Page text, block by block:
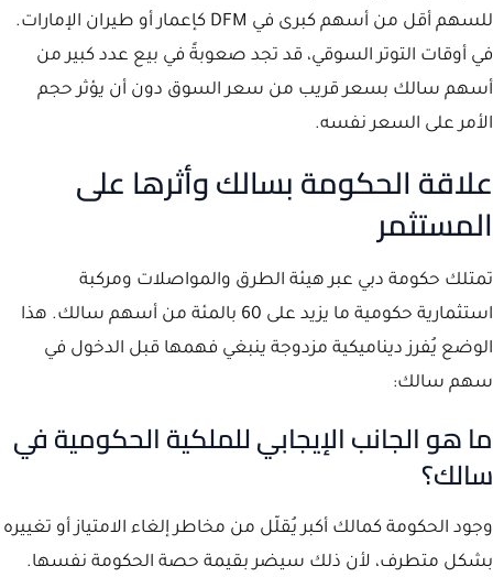
للسهم أقل من أسهم كبرى في DFM كإعمار أو طيران الإمارات.
في أوقات التوتر السوقي، قد تجد صعوبةً في بيع عدد كبير من
أسهم سالك بسعر قريب من سعر السوق دون أن يؤثر حجم
الأمر على السعر نفسه.
علاقة الحكومة بسالك وأثرها على
المستثمر
تمتلك حكومة دبي عبر هيئة الطرق والمواصلات ومركبة
استثمارية حكومية ما يزيد على 60 بالمئة من أسهم سالك. هذا
الوضع يُفرز ديناميكية مزدوجة ينبغي فهمها قبل الدخول في
سهم سالك:
ما هو الجانب الإيجابي للملكية الحكومية في
سالك؟
وجود الحكومة كمالك أكبر يُقلّل من مخاطر إلغاء الامتياز أو تغييره
بشكل متطرف، لأن ذلك سيضر بقيمة حصة الحكومة نفسها.